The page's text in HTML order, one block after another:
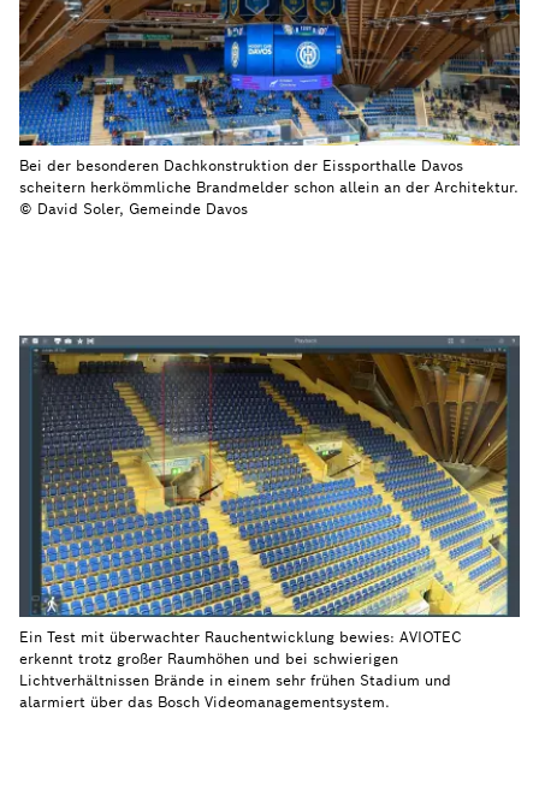
Bei der besonderen Dachkonstruktion der Eissporthalle Davos
scheitern herkömmliche Brandmelder schon allein an der Architektur.
© David Soler, Gemeinde Davos
Ein Test mit überwachter Rauchentwicklung bewies: AVIOTEC
erkennt trotz großer Raumhöhen und bei schwierigen
Lichtverhältnissen Brände in einem sehr frühen Stadium und
alarmiert über das Bosch Videomanagementsystem.